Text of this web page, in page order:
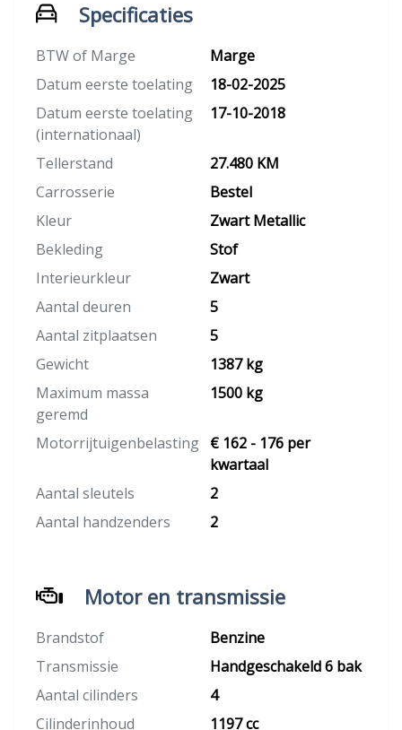
Specificaties
BTW of Marge
Marge
Datum eerste toelating
18-02-2025
Datum eerste toelating
(internationaal)
17-10-2018
Tellerstand
27.480 KM
Carrosserie
Bestel
Kleur
Zwart Metallic
Bekleding
Stof
Interieurkleur
Zwart
Aantal deuren
5
Aantal zitplaatsen
5
Gewicht
1387 kg
Maximum massa
geremd
1500 kg
Motorrijtuigenbelasting € 162 - 176 per
kwartaal
Aantal sleutels
2
Aantal handzenders
2
Motor en transmissie
Brandstof
Benzine
Transmissie
Handgeschakeld 6 bak
Aantal cilinders
4
Cilinderinhoud
1197 cc